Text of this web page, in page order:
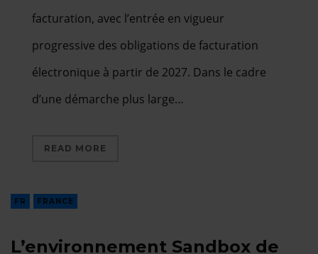
facturation, avec l’entrée en vigueur
progressive des obligations de facturation
électronique à partir de 2027. Dans le cadre
d’une démarche plus large…
READ MORE
FR FRANCE
L’environnement Sandbox de